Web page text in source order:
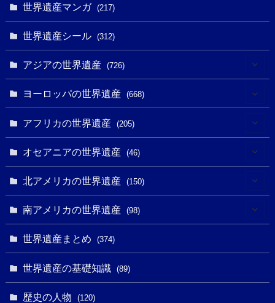
世界遺産マンガ (217)
世界遺産シール (312)
アジアの世界遺産 (726)
(6)
(10)
(10)
ヨーロッパの世界遺産 (668)
(4)
(3)
(1)
(43)
アフリカの世界遺産 (205)
(8)
(1)
(32)
(13)
オセアニアの世界遺産 (46)
(25)
(6)
北アメリカの世界遺産 (150)
(31)
南アメリカの世界遺産 (98)
(4)
世界遺産まとめ (374)
世界遺産の基礎知識 (89)
歴史の人物 (120)